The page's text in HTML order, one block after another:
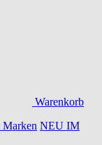
Warenkorb
Marken NEU IM